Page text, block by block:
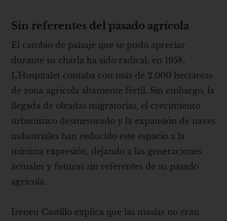
Sin referentes del pasado agrícola
El cambio de paisaje que se pudo apreciar
durante su charla ha sido radical: en 1958,
L’Hospitalet contaba con más de 2.000 hectáreas
de zona agrícola altamente fértil. Sin embargo, la
llegada de oleadas migratorias, el crecimiento
urbanístico desmesurado y la expansión de naves
industriales han reducido este espacio a la
mínima expresión, dejando a las generaciones
actuales y futuras sin referentes de su pasado
agrícola.
Ireneu Castillo explica que las masías no eran